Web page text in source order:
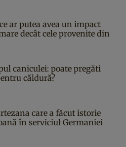
ar putea avea un impact
decât cele provenite din
caniculei: poate pregăti
căldură?
care a făcut istorie
în serviciul Germaniei